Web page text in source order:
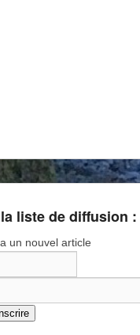
liste de diffusion :
un nouvel article